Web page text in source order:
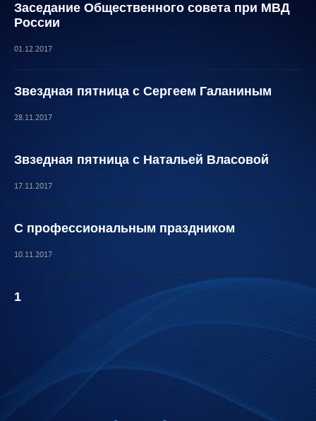
Заседание Общественного совета при МВД
России
01.12.2017
Звездная пятница с Сергеем Галаниным
28.11.2017
Звзедная пятница с Натальей Власовой
17.11.2017
С профессиональным праздником
10.11.2017
1